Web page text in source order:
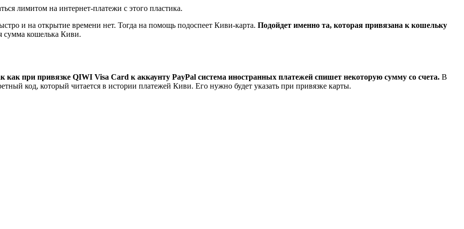
лимитом на интернет-платежи с этого пластика.
и на открытие времени нет. Тогда на помощь подоспеет Киви-карта. Подойдет именно та, которая привязана к кошельку
сумма кошелька Киви.
как при привязке QIWI Visa Card к аккаунту PayPal система иностранных платежей спишет некоторую сумму со счета. В
код, который читается в истории платежей Киви. Его нужно будет указать при привязке карты.